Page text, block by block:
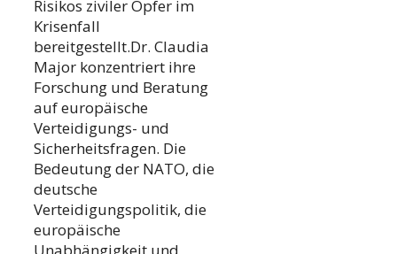
Risikos ziviler Opfer im
Krisenfall
bereitgestellt.Dr. Claudia
Major konzentriert ihre
Forschung und Beratung
auf europäische
Verteidigungs- und
Sicherheitsfragen. Die
Bedeutung der NATO, die
deutsche
Verteidigungspolitik, die
europäische